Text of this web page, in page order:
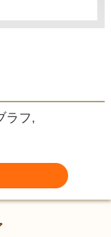
ラフ,